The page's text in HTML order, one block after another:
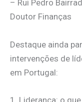
– Rui Pedro
Doutor Finanças
Destaque ainda
intervenções de
em Portugal:
1. Liderança: o